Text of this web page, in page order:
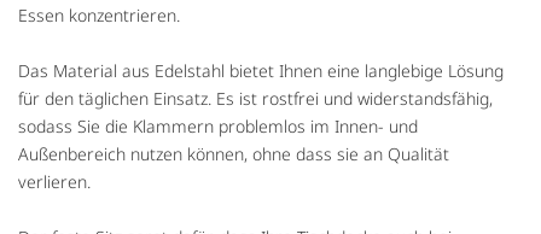
Essen konzentrieren.
Das Material aus Edelstahl bietet Ihnen eine langlebige Lösung
für den täglichen Einsatz. Es ist rostfrei und widerstandsfähig,
sodass Sie die Klammern problemlos im Innen- und
Außenbereich nutzen können, ohne dass sie an Qualität
verlieren.